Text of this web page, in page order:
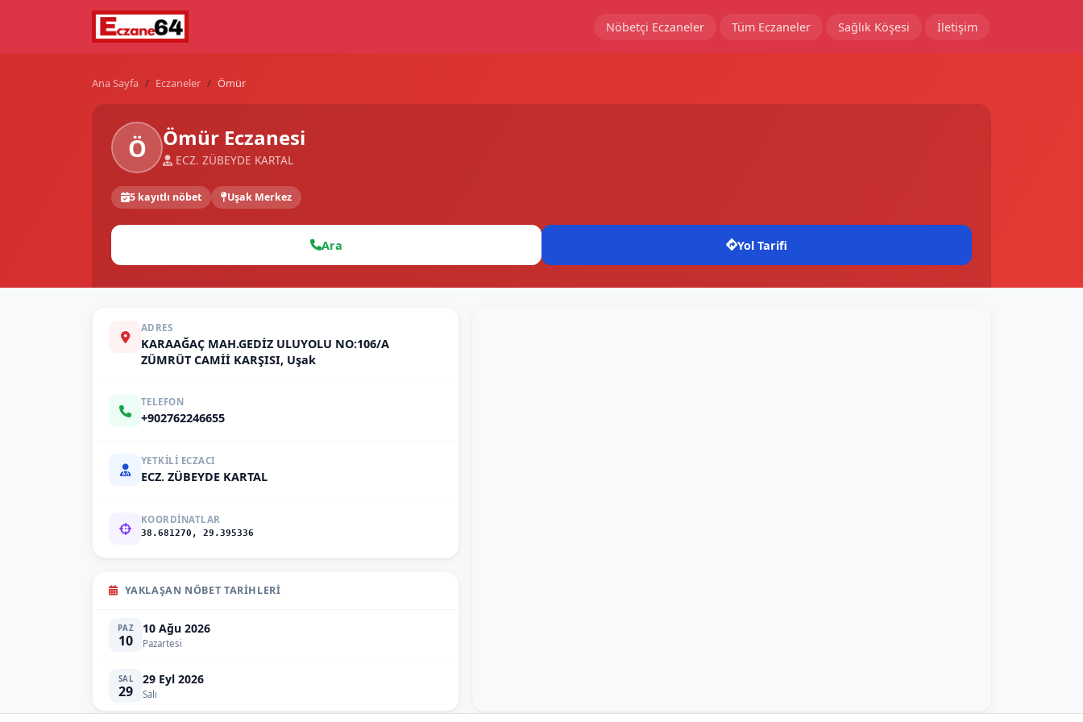
Nöbetçi Eczaneler Tüm Eczaneler Sağlık Köşesi İletişim
Ana Sayfa Eczaneler Ömür
Ö Ömür Eczanesi
ECZ. ZÜBEYDE KARTAL
5 kayıtlı nöbet Uşak Merkez
Ara Yol Tarifi
ADRES
KARAAĞAÇ MAH.GEDİZ ULUYOLU NO:106/A
ZÜMRÜT CAMİİ KARŞISI, Uşak
TELEFON
+902762246655
YETKILI ECZACI
ECZ. ZÜBEYDE KARTAL
KOORDINATLAR
38.681270, 29.395336
YAKLAŞAN NÖBET TARIHLERI
PAZ
10
10 Ağu 2026
Pazartesi
SAL
29
29 Eyl 2026
Salı